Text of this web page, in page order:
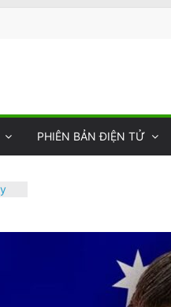
PHIÊN BẢN ĐIỆN TỬ